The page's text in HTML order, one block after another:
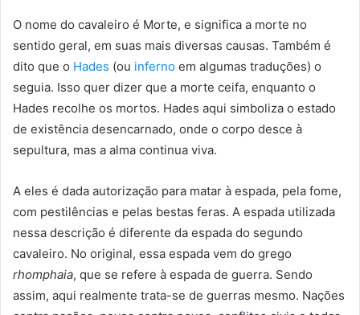
O nome do cavaleiro é Morte, e significa a morte no
sentido geral, em suas mais diversas causas. Também é
dito que o Hades (ou inferno em algumas traduções) o
seguia. Isso quer dizer que a morte ceifa, enquanto o
Hades recolhe os mortos. Hades aqui simboliza o estado
de existência desencarnado, onde o corpo desce à
sepultura, mas a alma continua viva.
A eles é dada autorização para matar à espada, pela fome,
com pestilências e pelas bestas feras. A espada utilizada
nessa descrição é diferente da espada do segundo
cavaleiro. No original, essa espada vem do grego
rhomphaia, que se refere à espada de guerra. Sendo
assim, aqui realmente trata-se de guerras mesmo. Nações